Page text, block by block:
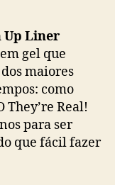
Up Liner
gel que
maiores
como
They’re Real!
para ser
que fácil fazer